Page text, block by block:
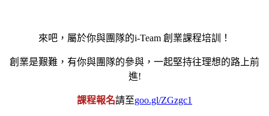
來吧，屬於你與團隊的i-Team 創業課程培訓！
創業是艱難，有你與團隊的參與，一起堅持往理想的路上前
進!
課程報名請至goo.gl/ZGzgc1